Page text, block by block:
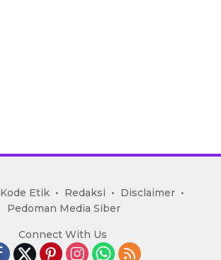
Kode Etik Redaksi
Disclaimer
Pedoman Media Siber
Connect With Us